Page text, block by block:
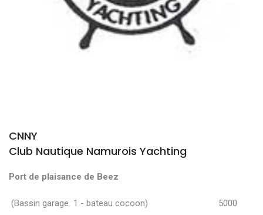
CNNY
Club Nautique Namurois Yachting
Port de plaisance de Beez
(Bassin garage 1 - bateau cocoon) 5000